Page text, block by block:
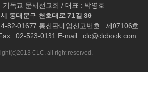
기독교 문서선교회 / 대표 : 박영호
동대문구 천호대로 71길 39
82-01677 통신판매업신고번호 : 제07106호
: 02-523-0131 E-mail : clc@clcbook.com
CLC. all right reserved.